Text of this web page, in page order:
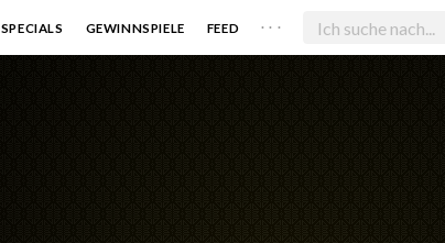
SPECIALS GEWINNSPIELE FEED . . .